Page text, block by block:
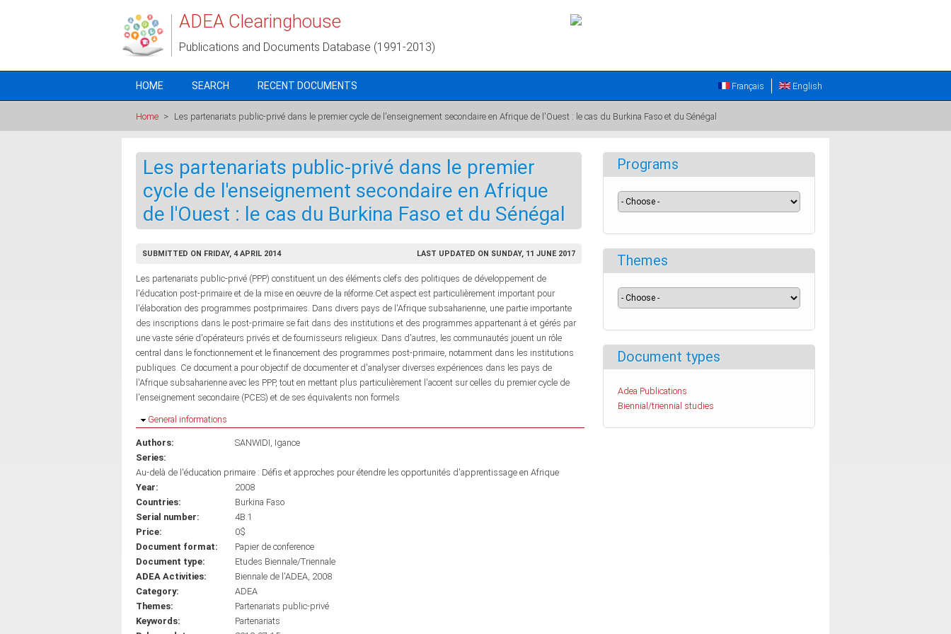
ADEA Clearinghouse
Publications and Documents Database (1991-2013)
HOME SEARCH RECENT DOCUMENTS English
Français
Home > Les partenariats public-privé dans le premier cycle de l'enseignement secondaire en Afrique de l'Ouest : le cas du Burkina Faso et du Sénégal
Les partenariats public-privé dans le premier
cycle de l'enseignement secondaire en Afrique
de l'Ouest : le cas du Burkina Faso et du Sénégal
SUBMITTED ON FRIDAY, 4 APRIL 2014 LAST UPDATED ON SUNDAY, 11 JUNE 2017
Les partenariats public-privé (PPP) constituent un des éléments clefs des politiques de développement de
l'éducation post-primaire et de la mise en oeuvre de la réforme.Cet aspect est particulièrement important pour
l'élaboration des programmes postprimaires. Dans divers pays de l'Afrique subsaharienne, une partie importante
des inscriptions dans le post-primaire se fait dans des institutions et des programmes appartenant à et gérés par
une vaste série d'opérateurs privés et de fournisseurs religieux. Dans d'autres, les communautés jouent un rôle
central dans le fonctionnement et le financement des programmes post-primaire, notamment dans les institutions
publiques. Ce document a pour objectif de documenter et d'analyser diverses expériences dans les pays de
l'Afrique subsaharienne avec les PPP, tout en mettant plus particulièrement l'accent sur celles du premier cycle de
l'enseignement secondaire (PCES) et de ses équivalents non formels
Hide
General informations
Authors:
SANWIDI, Igance
Series:
Au-delà de l'éducation primaire : Défis et approches pour étendre les opportunités d'apprentissage en Afrique
Year:
2008
Countries:
Burkina Faso
Serial number:
4B.1
Price:
0$
Document format:
Papier de conference
Document type:
Etudes Biennale/Triennale
ADEA Activities:
Biennale de l'ADEA, 2008
Category:
ADEA
Themes:
Partenariats public-privé
Keywords:
Partenariats
Programs
Themes
Document types
Adea Publications
Biennial/triennial studies